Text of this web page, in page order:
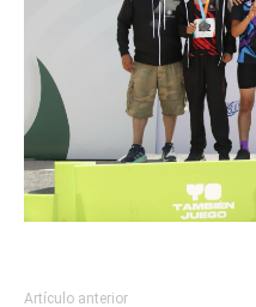
Artículo anterior